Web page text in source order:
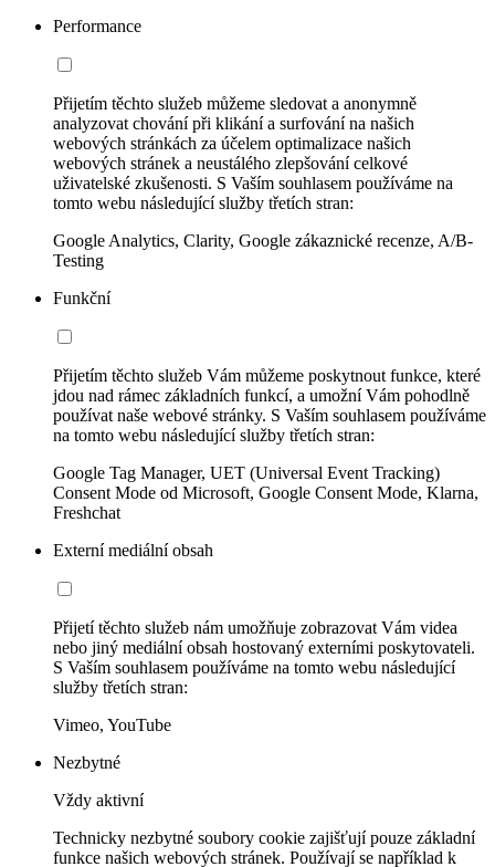
Performance
Přijetím těchto služeb můžeme sledovat a anonymně
analyzovat chování při klikání a surfování na našich
webových stránkách za účelem optimalizace našich
webových stránek a neustálého zlepšování celkové
uživatelské zkušenosti. S Vaším souhlasem používáme na
tomto webu následující služby třetích stran:
Google Analytics, Clarity, Google zákaznické recenze, A/B-
Testing
Funkční
Přijetím těchto služeb Vám můžeme poskytnout funkce, které
jdou nad rámec základních funkcí, a umožní Vám pohodlně
používat naše webové stránky. S Vaším souhlasem používáme
na tomto webu následující služby třetích stran:
Google Tag Manager, UET (Universal Event Tracking)
Consent Mode od Microsoft, Google Consent Mode, Klarna,
Freshchat
Externí mediální obsah
Přijetí těchto služeb nám umožňuje zobrazovat Vám videa
nebo jiný mediální obsah hostovaný externími poskytovateli.
S Vaším souhlasem používáme na tomto webu následující
služby třetích stran:
Vimeo, YouTube
Nezbytné
Vždy aktivní
Technicky nezbytné soubory cookie zajišťují pouze základní
funkce našich webových stránek. Používají se například k